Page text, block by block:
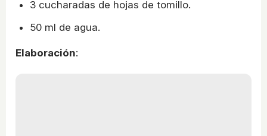
3 cucharadas de hojas de tomillo.
50 ml de agua.
Elaboración: